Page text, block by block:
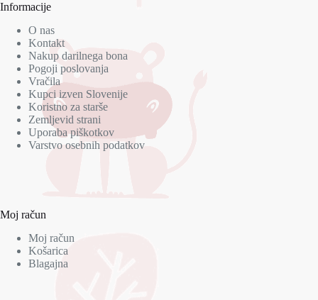
Informacije
O nas
Kontakt
Nakup darilnega bona
Pogoji poslovanja
Vračila
Kupci izven Slovenije
Koristno za starše
Zemljevid strani
Uporaba piškotkov
Varstvo osebnih podatkov
Moj račun
Moj račun
Košarica
Blagajna